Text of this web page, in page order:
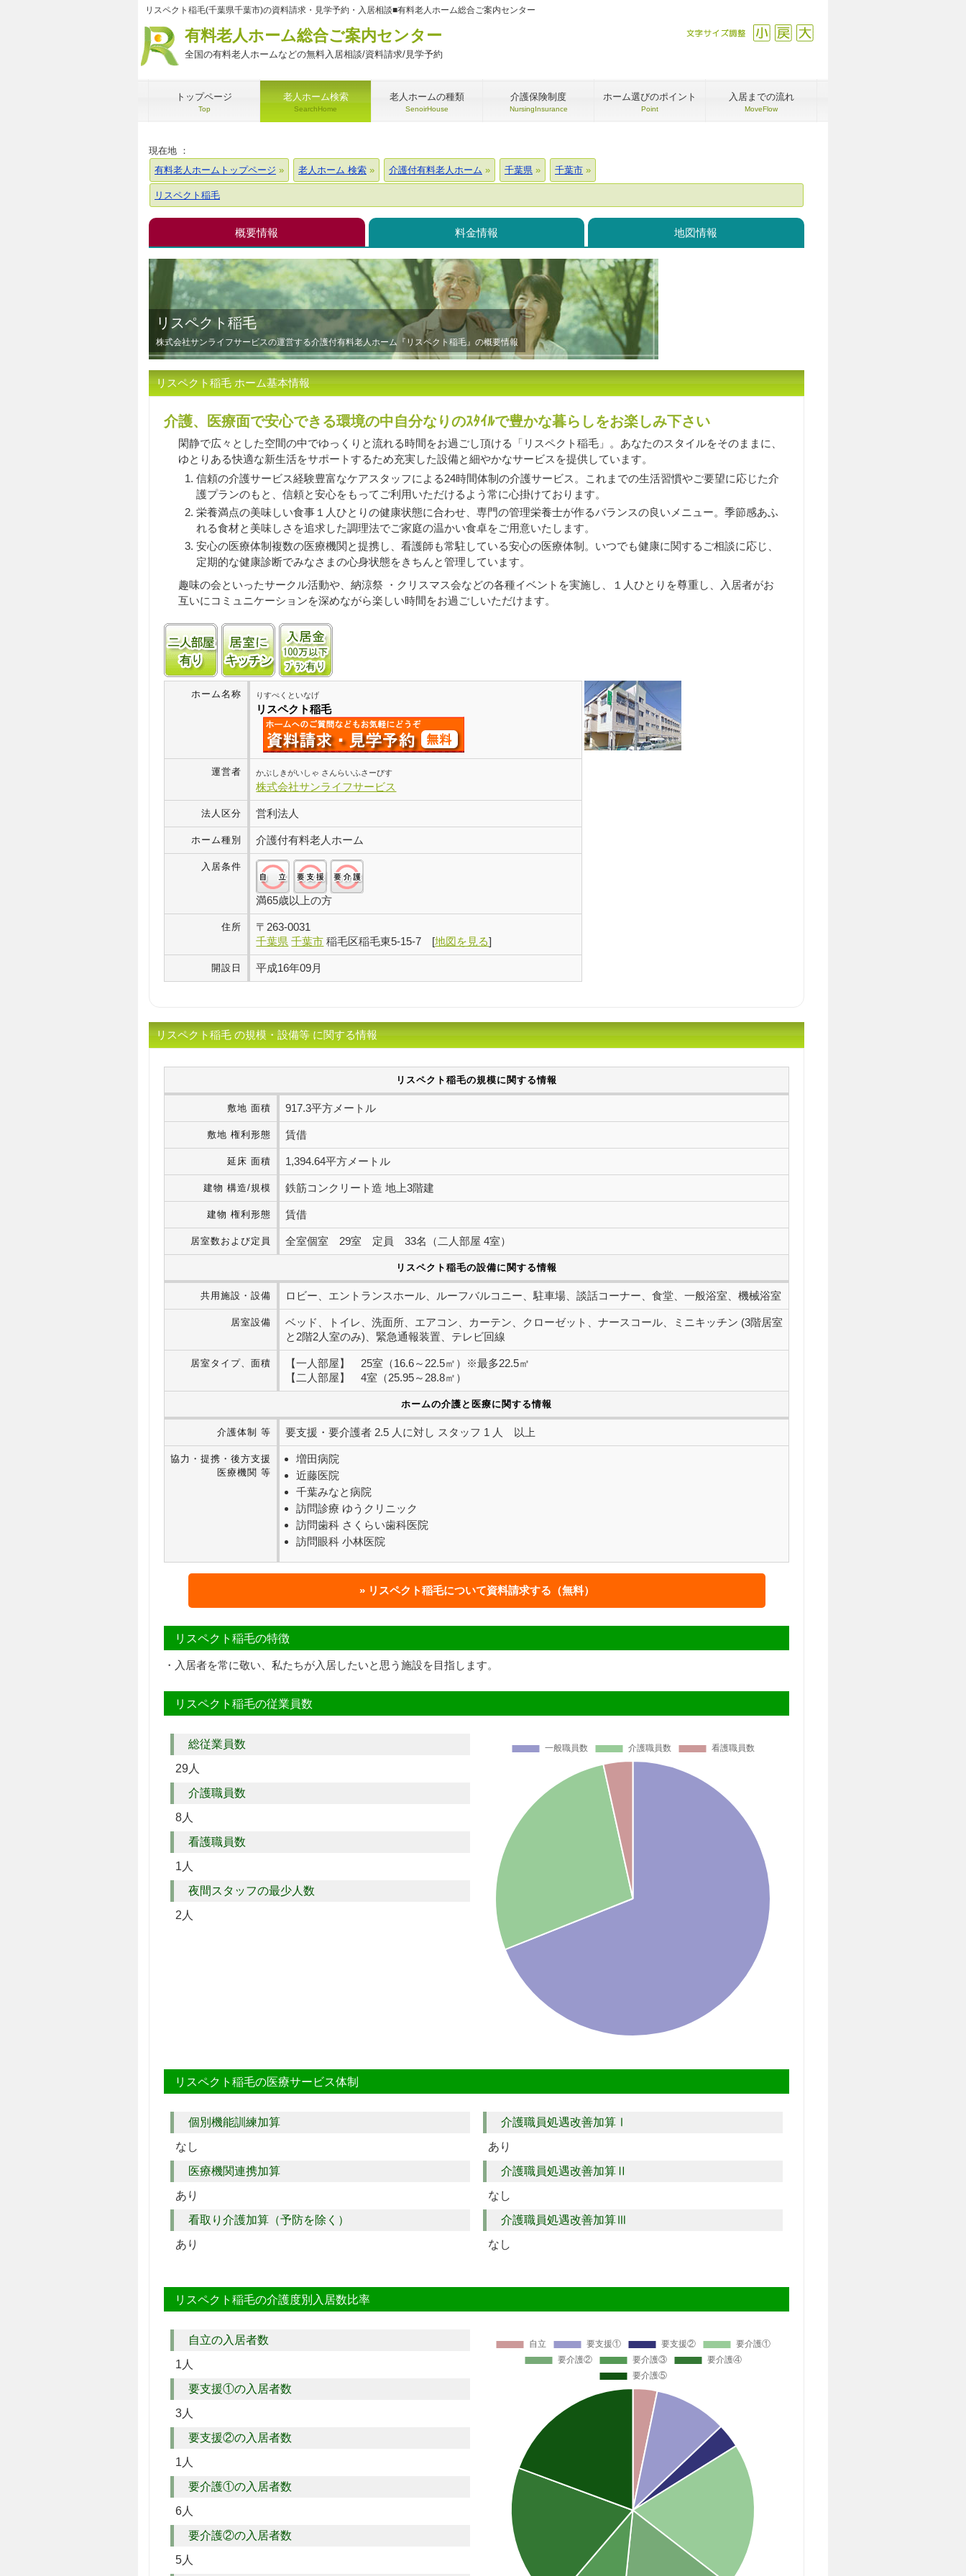
リスペクト稲毛(千葉県千葉市)の資料請求・見学予約・入居相談■有料老人ホーム総合ご案内センター
有料老人ホーム総合ご案内センター
全国の有料老人ホームなどの無料入居相談/資料請求/見学予約
戻す
縮小
文字サイズ調整
トップページ
Top
老人ホーム検索
SearchHome
老人ホームの種類
SenoirHouse
介護保険制度
NursingInsurance
ホーム選びのポイント
Point
入居までの流れ
MoveFlow
現在地 ：
有料老人ホームトップページ
老人ホーム 検索 介護付有料老人ホーム 千葉県 千葉市
リスペクト稲毛
概要情報 料金情報 地図情報
リスペクト稲毛
株式会社サンライフサービスの運営する介護付有料老人ホーム『リスペクト稲毛』の概要情報
リスペクト稲毛 ホーム基本情報
介護、医療面で安心できる環境の中自分なりのｽﾀｲﾙで豊かな暮らしをお楽しみ下さい
閑静で広々とした空間の中でゆっくりと流れる時間をお過ごし頂ける「リスペクト稲毛」。あなたのスタイルをそのままに、
ゆとりある快適な新生活をサポートするため充実した設備と細やかなサービスを提供しています。
信頼の介護サービス経験豊富なケアスタッフによる24時間体制の介護サービス。これまでの生活習慣やご要望に応じた介
護プランのもと、信頼と安心をもってご利用いただけるよう常に心掛けております。
栄養満点の美味しい食事１人ひとりの健康状態に合わせ、専門の管理栄養士が作るバランスの良いメニュー。季節感あふ
れる食材と美味しさを追求した調理法でご家庭の温かい食卓をご用意いたします。
安心の医療体制複数の医療機関と提携し、看護師も常駐している安心の医療体制。いつでも健康に関するご相談に応じ、
定期的な健康診断でみなさまの心身状態をきちんと管理しています。
趣味の会といったサークル活動や、納涼祭 ・クリスマス会などの各種イベントを実施し、１人ひとりを尊重し、入居者がお
互いにコミュニケーションを深めながら楽しい時間をお過ごしいただけます。
二人部屋あり居室にキッチンあり
ホーム名称 りすぺくといなげ
リスペクト稲毛
運営者 かぶしきがいしゃ さんらいふさーびす
株式会社サンライフサービス
法人区分 営利法人
ホーム種別 介護付有料老人ホーム
入居条件
満65歳以上の方
住所 〒 263-0031
千葉県 千葉市 稲毛区稲毛東5-15-7 [地図を見る]
開設日 平成16年09月
リスペクト稲毛 の規模・設備等 に関する情報
リスペクト稲毛の規模に関する情報
敷地 面積 917.3平方メートル
敷地 権利形態 賃借
延床 面積 1,394.64平方メートル
建物 構造/規模 鉄筋コンクリート造 地上3階建
建物 権利形態 賃借
居室数および定員 全室個室 29室 定員 33名（二人部屋 4室）
リスペクト稲毛の設備に関する情報
共用施設・設備 ロビー、エントランスホール、ルーフバルコニー、駐車場、談話コーナー、食堂、一般浴室、機械浴室
居室設備
ベッド、トイレ、洗面所、エアコン、カーテン、クローゼット、ナースコール、ミニキッチン (3階居室
と2階2人室のみ)、緊急通報装置、テレビ回線
居室タイプ、面積
【一人部屋】 25室（16.6～22.5㎡）※最多22.5㎡
【二人部屋】 4室（25.95～28.8㎡）
ホームの介護と医療に関する情報
介護体制 等 要支援・要介護者 2.5 人に対し スタッフ 1 人 以上
協力・提携・後方支援
医療機関 等
増田病院
近藤医院
千葉みなと病院
訪問診療 ゆうクリニック
訪問歯科 さくらい歯科医院
訪問眼科 小林医院
リスペクト稲毛について資料請求する（無料）
リスペクト稲毛の特徴
・入居者を常に敬い、私たちが入居したいと思う施設を目指します。
リスペクト稲毛の従業員数
総従業員数
29人
介護職員数
8人
看護職員数
1人
夜間スタッフの最少人数
2人
リスペクト稲毛の医療サービス体制
個別機能訓練加算
なし
医療機関連携加算
あり
看取り介護加算（予防を除く）
あり
介護職員処遇改善加算Ⅰ
あり
介護職員処遇改善加算Ⅱ
なし
介護職員処遇改善加算Ⅲ
なし
リスペクト稲毛の介護度別入居数比率
自立の入居者数
1人
要支援①の入居者数
3人
要支援②の入居者数
1人
要介護①の入居者数
6人
要介護②の入居者数
5人